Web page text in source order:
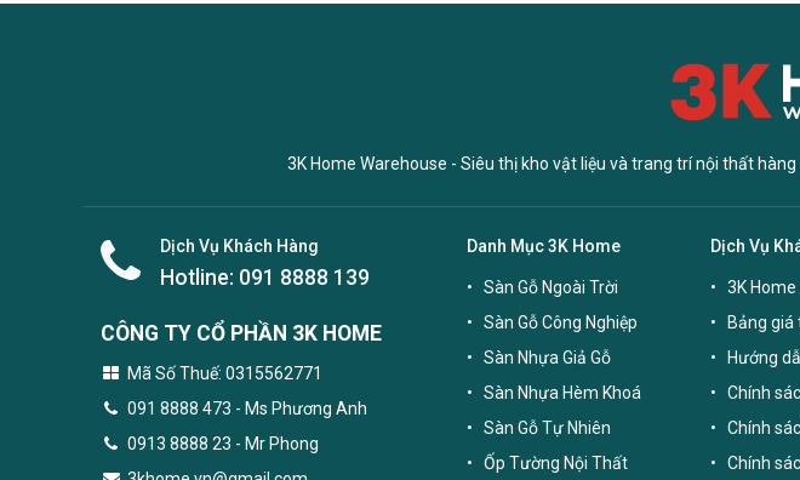
3K Home Warehouse - Siêu thị kho vật liệu và trang trí nội thất
Dịch Vụ Khách Hàng
Hotline: 091 8888 139
CÔNG TY CỔ PHẦN 3K HOME
Mã Số Thuế: 0315562771
091 8888 473 - Ms Phương Anh
0913 8888 23 - Mr Phong
Danh Mục 3K Home
Sàn Gỗ Ngoài Trời
Sàn Gỗ Công Nghiệp
Sàn Nhựa Giả Gỗ
Sàn Nhựa Hèm Khoá
Sàn Gỗ Tự Nhiên
Ốp Tường Nội Thất
Dịch Vụ
3K Home
Bảng giá
Hướng
Chính
Chính
Chính